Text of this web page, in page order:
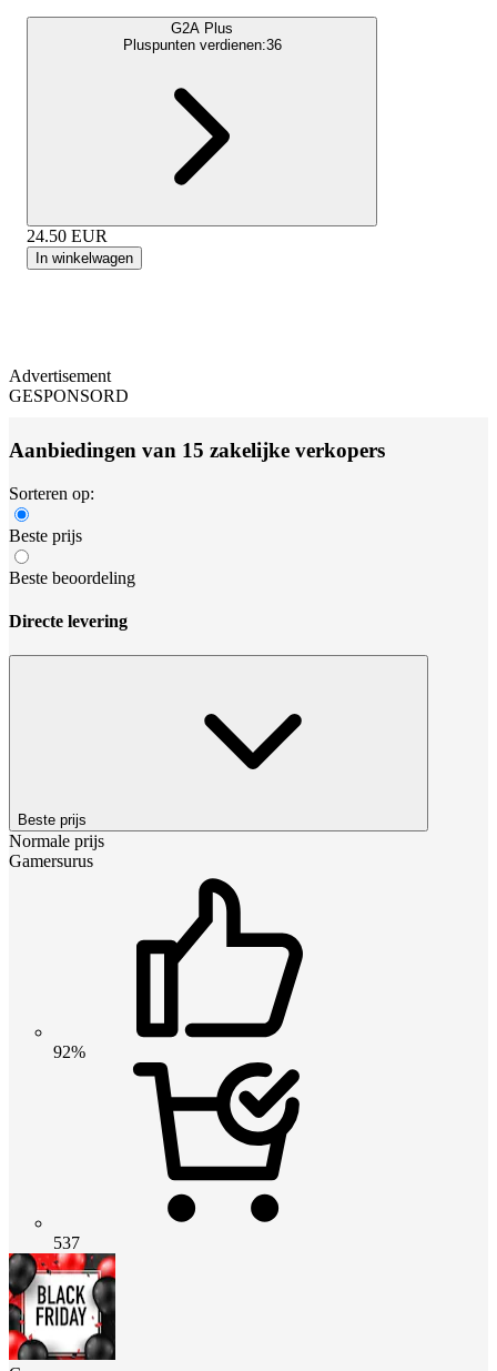
G2A Plus
Pluspunten verdienen:36
24.50 EUR
In winkelwagen
Advertisement
GESPONSORD
Aanbiedingen van 15 zakelijke verkopers
Sorteren op:
Beste prijs
Beste beoordeling
Directe levering
Beste prijs
Normale prijs
Gamersurus
92%
537